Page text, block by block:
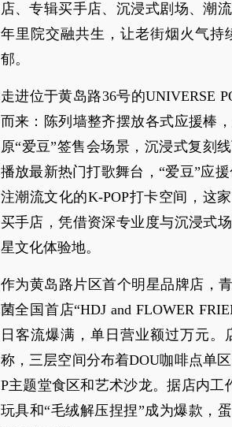
店、专辑买手店、沉浸式剧场、潮
年里院交融共生，让老街烟火气
郁。
走进位于黄岛路36号的UNIVERSE
而来：陈列墙整齐摆放各式应援棒
原“爱豆”签售会场景，沉浸式复刻
播放最新热门打歌舞台，“爱豆”应
注潮流文化的K-POP打卡空间，这
买手店，凭借资深专业度与沉浸式
星文化体验地。
作为黄岛路片区首个明星品牌店，
菌全国首店“HDJ and FLOWER
日客流爆满，单日营业额过万元
称，三层空间分布着DOU咖啡点单
P主题堂食区和艺术沙龙。据店内
玩具和“毛绒解压捏捏”成为爆款，